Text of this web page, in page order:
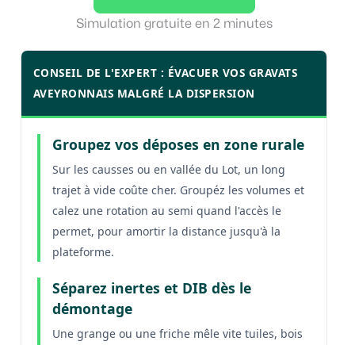
Simulation gratuite en 2 minutes
CONSEIL DE L'EXPERT : ÉVACUER VOS GRAVATS
AVEYRONNAIS MALGRÉ LA DISPERSION
Groupez vos déposes en zone rurale
Sur les causses ou en vallée du Lot, un long
trajet à vide coûte cher. Groupéz les volumes et
calez une rotation au semi quand l'accès le
permet, pour amortir la distance jusqu'à la
plateforme.
Séparez inertes et DIB dès le
démontage
Une grange ou une friche mêle vite tuiles, bois